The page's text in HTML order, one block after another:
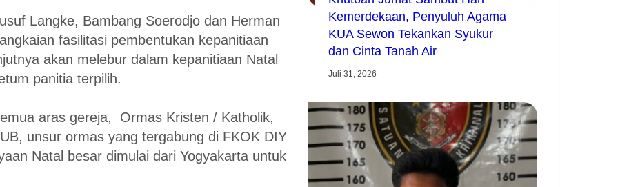
Langke, Bambang Soerodjo dan Herman
fasilitasi pembentukan kepanitiaan
akan melebur dalam kepanitiaan Natal
panitia terpilih.
aras gereja, Ormas Kristen / Katholik,
unsur ormas yang tergabung di FKOK DIY
Natal besar dimulai dari Yogyakarta untuk
Kemerdekaan, Penyuluh Agama
KUA Sewon Tekankan Syukur
dan Cinta Tanah Air
Juli 31, 2026